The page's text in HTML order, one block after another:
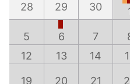
28
29 30
5 6 7
12
13 14
19 20 21